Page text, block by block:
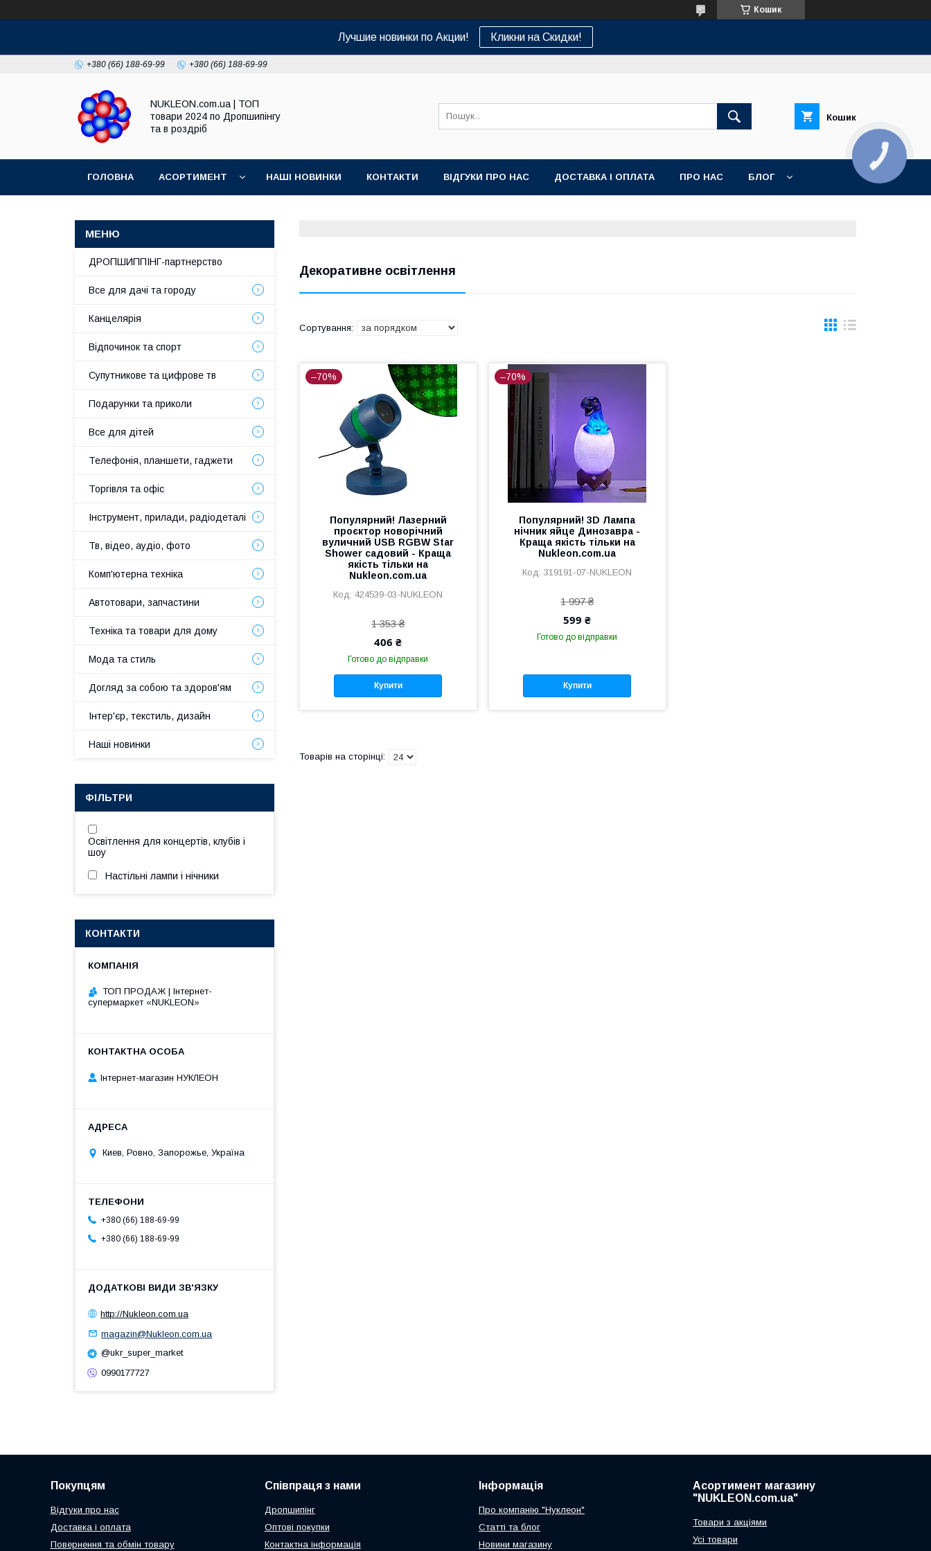
Кошик
Лучшие новинки по Акции! Кликни на Скидки!
+380 (66) 188-69-99 +380 (66) 188-69-99
NUKLEON.com.ua | ТОП
товари 2024 по Дропшипінгу
та в роздріб
Кошик
ГОЛОВНА АСОРТИМЕНТ НАШІ НОВИНКИ КОНТАКТИ ВІДГУКИ ПРО НАС ДОСТАВКА І ОПЛАТА ПРО НАС БЛОГ
Декоративне освітлення
–70%
Популярний! Лазерний
проєктор новорічний
вуличний USB RGBW Star
Shower садовий - Краща
якість тільки на
Nukleon.com.ua
424539-03-NUKLEON
1 353 ₴
406 ₴
Готово до відправки
Купити
–70%
Популярний! 3D Лампа
нічник яйце Динозавра -
Краща якість тільки на
Nukleon.com.ua
319191-07-NUKLEON
1 997 ₴
599 ₴
Готово до відправки
Купити
ДРОПШИППІНГ-партнерство
Все для дачі та городу
Канцелярія
Відпочинок та спорт
Супутникове та цифрове тв
Подарунки та приколи
Все для дітей
Телефонія, планшети, гаджети
Торгівля та офіс
Інструмент, прилади, радіодеталі
Тв, відео, аудіо, фото
Комп'ютерна техніка
Автотовари, запчастини
Техніка та товари для дому
Мода та стиль
Догляд за собою та здоров'ям
Інтер'єр, текстиль, дизайн
Наші новинки
ФІЛЬТРИ
Освітлення для концертів, клубів і
шоу
Настільні лампи і нічники
КОНТАКТИ
ТОП ПРОДАЖ | Інтернет-
супермаркет «NUKLEON»
Інтернет-магазин НУКЛЕОН
Киев, Ровно, Запорожье, Україна
+380 (66) 188-69-99
+380 (66) 188-69-99
http://Nukleon.com.ua
magazin@Nukleon.com.ua
@ukr_super_market
0990177727
Покупцям
Відгуки про нас
Доставка і оплата
Повернення та обмін товару
Співпраця з нами
Дропшипінг
Оптові покупки
Контактна інформація
Інформація
Про компанію "Нуклеон"
Статті та блог
Новини магазину
Асортимент магазину
"NUKLEON.com.ua"
Товари з акціями
Усі товари
КНОПКА
ЗВ'ЯЗКУ